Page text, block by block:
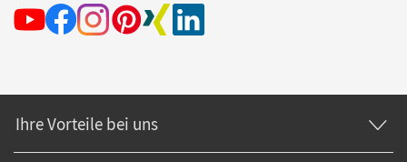
Ihre Vorteile bei uns